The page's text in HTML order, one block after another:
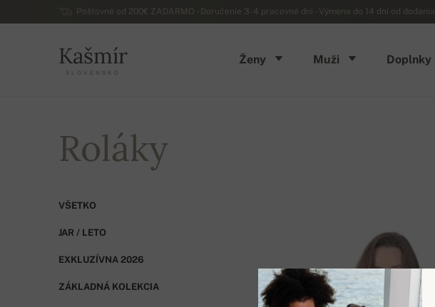
Poštovné od 200€ ZADARMO - Doručenie 3-4 pracovné dni - Výmena do 14 dní od dodania
Kašmír
SLOVENSKO
Ženy Muži Doplnky
Roláky
VŠETKO
JAR / LETO
EXKLUZÍVNA 2026
ZÁKLADNÁ KOLEKCIA